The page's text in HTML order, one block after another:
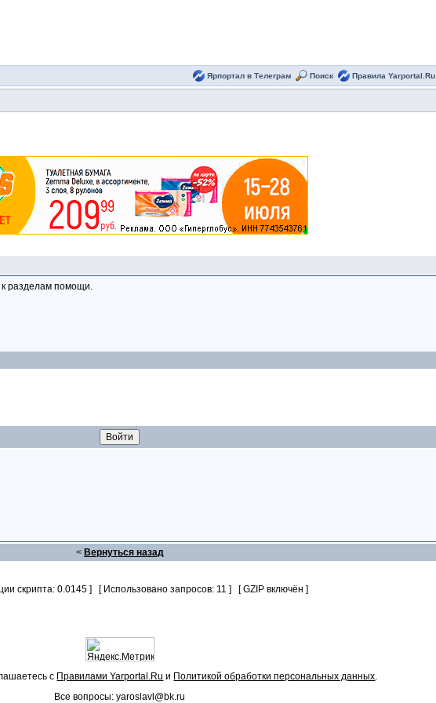
Ярпортал в Телеграм Поиск Правила Yarportal.Ru
разделам помощи.
< Вернуться назад
скрипта: 0.0145 ] [ Использовано запросов: 11 ] [ GZIP включён ]
с Правилами Yarportal.Ru и Политикой обработки персональных данных.
Все вопросы: yaroslavl@bk.ru